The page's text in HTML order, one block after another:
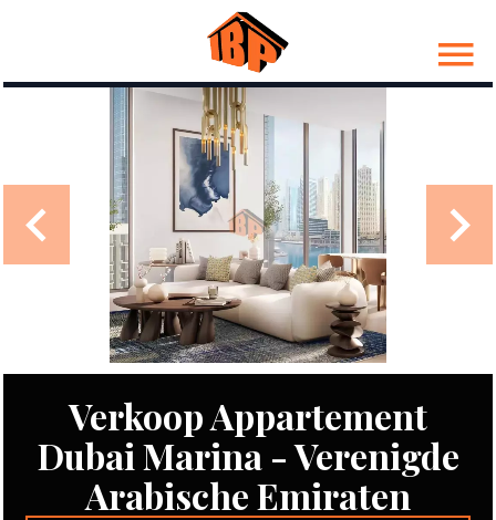
Verkoop Appartement
Dubai Marina - Verenigde
Arabische Emiraten